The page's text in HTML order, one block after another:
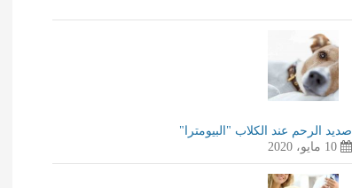
صديد الرحم عند الكلاب "البيومترا"
10 مايو، 2020